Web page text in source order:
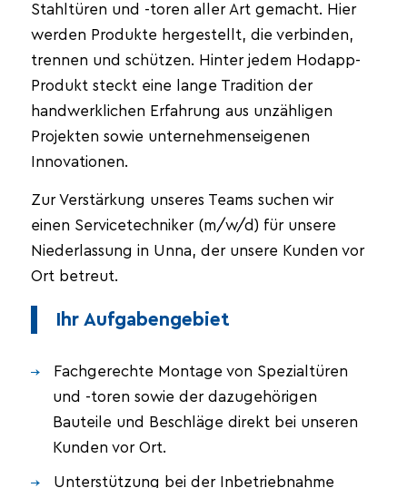
Stahltüren und -toren aller Art gemacht. Hier
werden Produkte hergestellt, die verbinden,
trennen und schützen. Hinter jedem Hodapp-
Produkt steckt eine lange Tradition der
handwerklichen Erfahrung aus unzähligen
Projekten sowie unternehmenseigenen
Innovationen.
Zur Verstärkung unseres Teams suchen wir
einen Servicetechniker (m/w/d) für unsere
Niederlassung in Unna, der unsere Kunden vor
Ort betreut.
Ihr Aufgabengebiet
Fachgerechte Montage von Spezialtüren
und -toren sowie der dazugehörigen
Bauteile und Beschläge direkt bei unseren
Kunden vor Ort.
Unterstützung bei der Inbetriebnahme